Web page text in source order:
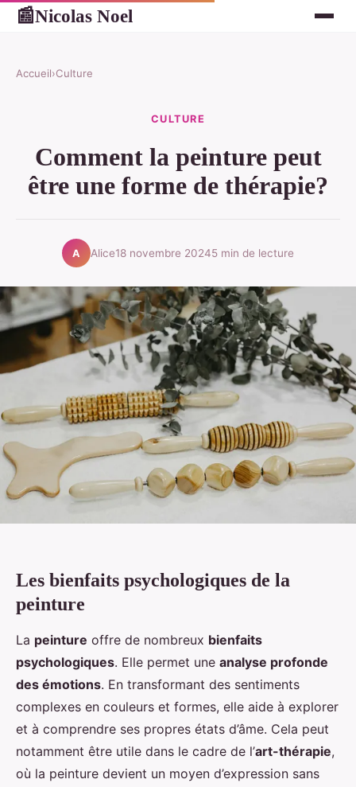
📰Nicolas Noel
Accueil›Culture
CULTURE
Comment la peinture peut
être une forme de thérapie?
A Alice18 novembre 20245 min de lecture
Les bienfaits psychologiques de la
peinture
La peinture offre de nombreux bienfaits
psychologiques. Elle permet une analyse profonde
des émotions. En transformant des sentiments
complexes en couleurs et formes, elle aide à explorer
et à comprendre ses propres états d’âme. Cela peut
notamment être utile dans le cadre de l’art-thérapie,
où la peinture devient un moyen d’expression sans